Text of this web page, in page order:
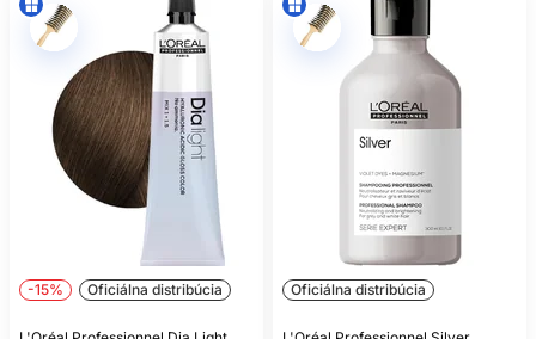
-15% Oficiálna distribúcia Oficiálna distribúcia